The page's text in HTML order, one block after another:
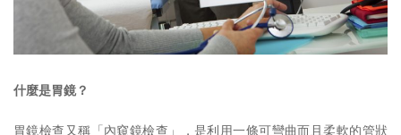
什麼是胃鏡？
胃鏡檢查又稱「內窺鏡檢查」，是利用一條可彎曲而且柔軟的管狀